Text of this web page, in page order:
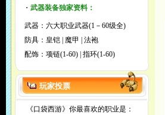
・ 武器装备独家资料：
武器： 六大职业武器(1－60级全)
防具： 皇铠 魔甲
法袍
配饰： 项链(1-60) 指环(1-60)
玩家投票
《口袋西游》你最喜欢的职业是：